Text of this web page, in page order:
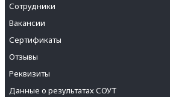
Сотрудники
Вакансии
Сертификаты
Отзывы
Реквизиты
Данные о результатах СОУТ